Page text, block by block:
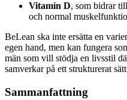
Vitamin D, som bidrar
och normal
BeLean ska inte ersätta en
egen hand, men kan fungera
män som vill stödja en livsstil
samverkar på ett strukturerat
Sammanfattning